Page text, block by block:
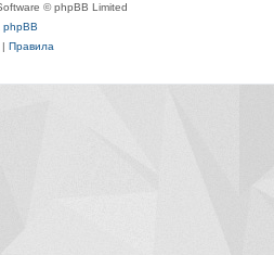
© phpBB Limited
phpBB
Правила